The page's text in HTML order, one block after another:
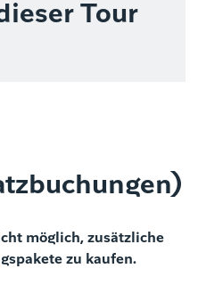
Tour
möglich, zusätzliche
zu kaufen.